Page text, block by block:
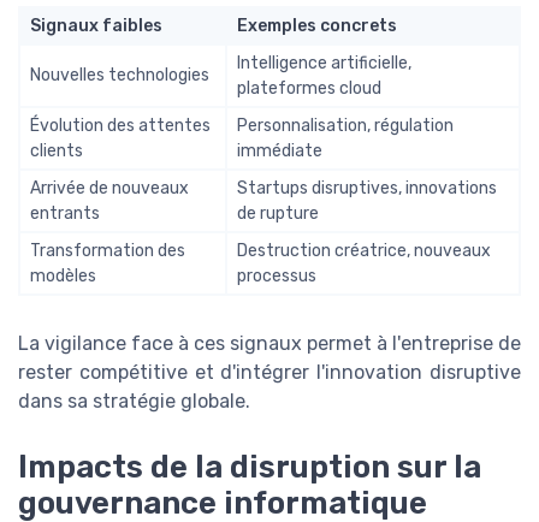
Signaux faibles Exemples concrets
Nouvelles technologies
Intelligence artificielle,
plateformes cloud
Évolution des attentes
clients
Personnalisation, régulation
immédiate
Arrivée de nouveaux
entrants
Startups disruptives, innovations
de rupture
Transformation des
modèles
Destruction créatrice, nouveaux
processus
La vigilance face à ces signaux permet à l'entreprise de
rester compétitive et d'intégrer l'innovation disruptive
dans sa stratégie globale.
Impacts de la disruption sur la
gouvernance informatique